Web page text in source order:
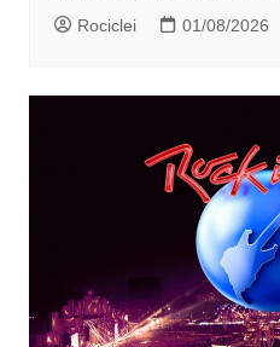
Rociclei 01/08/2026